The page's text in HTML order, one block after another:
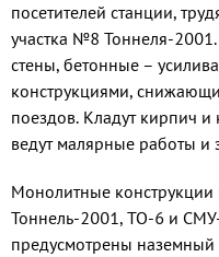
посетителей станции,
участка №8 Тоннеля-2001.
стены, бетонные –
конструкциями,
поездов. Кладут кирпич и
ведут малярные работы
Монолитные конструкции
Тоннель-2001, ТО-6 и
предусмотрены наземный